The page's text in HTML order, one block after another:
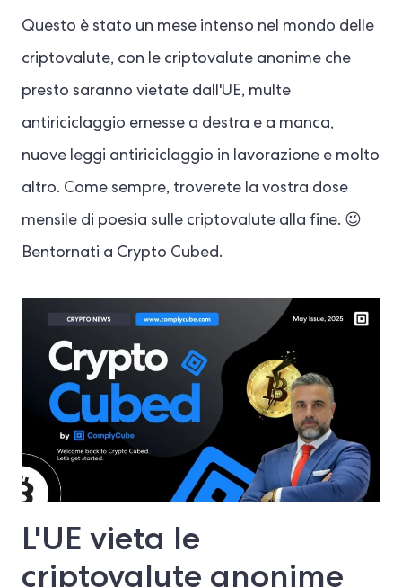
Questo è stato un mese intenso nel mondo delle
criptovalute, con le criptovalute anonime che
presto saranno vietate dall'UE, multe
antiriciclaggio emesse a destra e a manca,
nuove leggi antiriciclaggio in lavorazione e molto
altro. Come sempre, troverete la vostra dose
mensile di poesia sulle criptovalute alla fine. 😉
Bentornati a Crypto Cubed.
L'UE vieta le
criptovalute anonime